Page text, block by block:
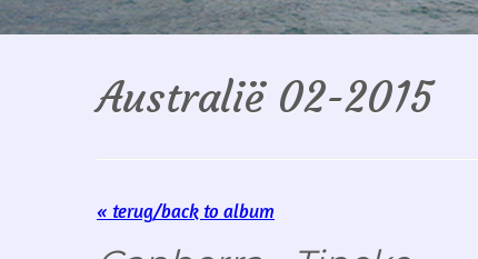
Australië 02-2015
« terug/back to album